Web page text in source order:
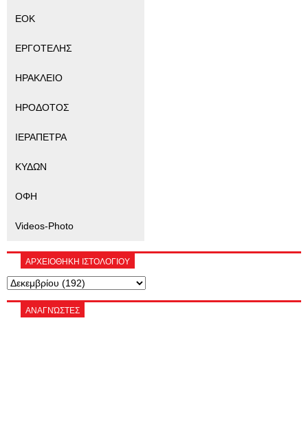
ΕΟΚ
ΕΡΓΟΤΕΛΗΣ
ΗΡΑΚΛΕΙΟ
ΗΡΟΔΟΤΟΣ
ΙΕΡΑΠΕΤΡΑ
ΚΥΔΩΝ
ΟΦΗ
Videos-Photo
ΑΡΧΕΙΟΘΗΚΗ ΙΣΤΟΛΟΓΙΟΥ
ΑΝΑΓΝΏΣΤΕΣ